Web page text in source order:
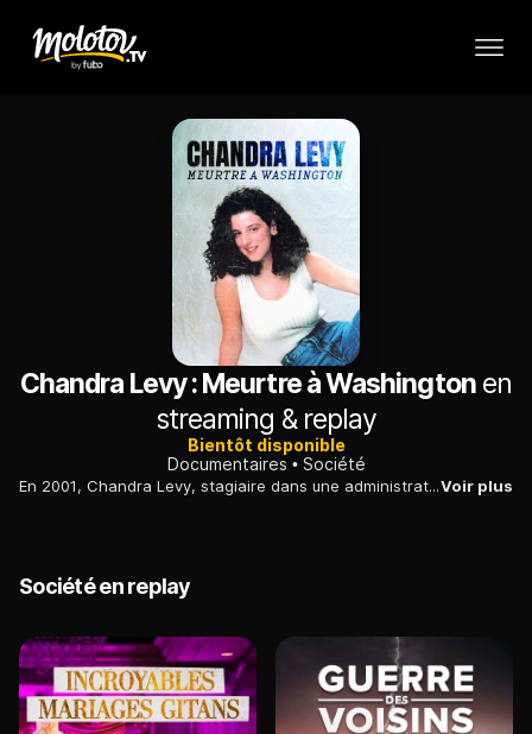
Chandra Levy : Meurtre à Washingtonen
streaming & replay
Bientôt disponible
Documentaires
Société
En 2001, Chandra Levy, stagiaire dans une administration fédérale américaine, disparaît ; le nom du suspect fuite et, surprise, il s'agit de Gary Condit, un membre du Congrès.Voir plus
Société en replay